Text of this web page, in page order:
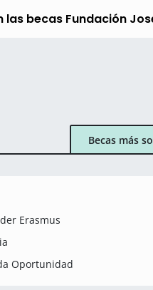
las becas Fundación
Becas más
Erasmus
Oportunidad